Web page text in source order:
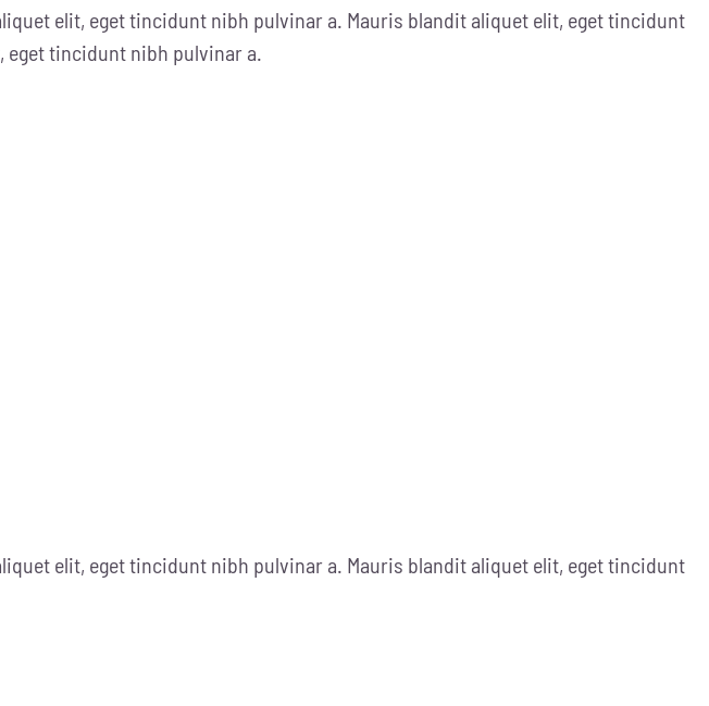
elit, eget tincidunt nibh pulvinar a. Mauris blandit aliquet elit, eget tincidunt
tincidunt nibh pulvinar a.
elit, eget tincidunt nibh pulvinar a. Mauris blandit aliquet elit, eget tincidunt